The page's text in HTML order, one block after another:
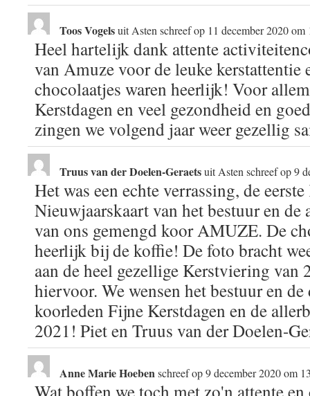
Toos Vogelsuit Asten schreef op 11 december 2020om
Heel hartelijk dank attente
van Amuze voor de leuke kerstattentie
chocolaatjes waren heerlijk! Voor
Kerstdagen en veel gezondheid en
zingen we volgend jaar weer gezellig
Truus van der Doelen-Geraetsuit Asten schreef op9
Het was een echte verrassing, de
Nieuwjaarskaart van het bestuur en
van ons gemengd koor AMUZE. De
heerlijk bij de koffie! De foto bracht
aan de heel gezellige Kerstviering van
hiervoor. We wensen het bestuur en
koorleden Fijne Kerstdagen en de
2021! Piet en Truus van der Doelen-
Anne Marie Hoebenschreef op9 december 2020om
Wat boffen we toch met zo'n attente en